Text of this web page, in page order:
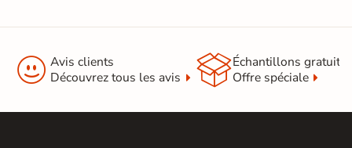
 Avis clients
Découvrez tous les avis
Échantillons gratuit
Offre spéciale